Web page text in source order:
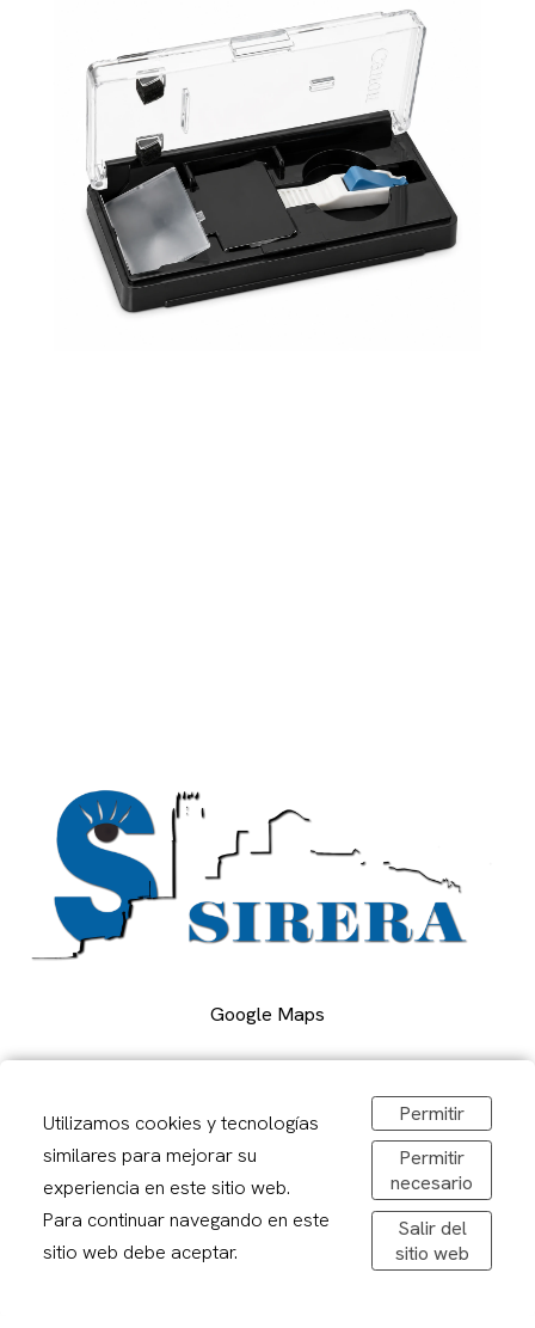
Google Maps
Carrer Alcalde Porqueres, 2, Lleida
973 241878
sirerafoto@gmail.com
Obrir a Google Maps
De dilluns a divendres: 08,30-20,00h
Dissabtes: 09:00 – 13:00
Utilizamos cookies y tecnologías
similares para mejorar su
experiencia en este sitio web.
Para continuar navegando en este
sitio web debe aceptar.
Permitir
Permitir
necesario
Salir del
sitio web